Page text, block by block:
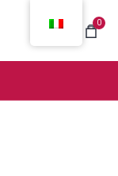
0